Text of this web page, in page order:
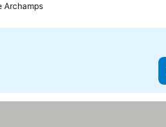
Archamps